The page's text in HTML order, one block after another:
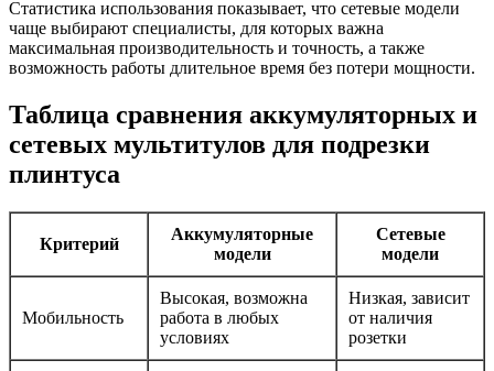
Статистика использования показывает, что сетевые модели
чаще выбирают специалисты, для которых важна
максимальная производительность и точность, а также
возможность работы длительное время без потери мощности.
Таблица сравнения аккумуляторных и
сетевых мультитулов для подрезки
плинтуса
Критерий
Аккумуляторные
модели
Сетевые
модели
Мобильность
Высокая, возможна
работа в любых
условиях
Низкая, зависит
от наличия
розетки